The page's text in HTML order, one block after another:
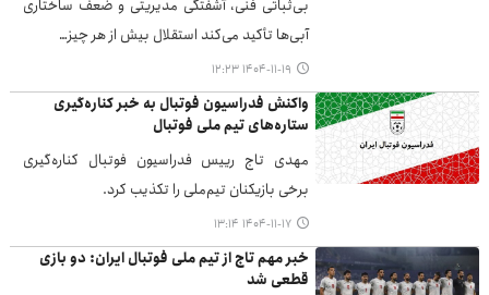
بی‌ثباتی فنی، آشفتگی مدیریتی و ضعف ساختاری
آبی‌ها تأکید می‌کند استقلال بیش از هر چیز…
۱۴۰۴-۱۱-۱۹ ۱۲:۲۳
واکنش فدراسیون فوتبال به خبر کناره‌گیری
ستاره‌های تیم ملی فوتبال
مهدی تاج رییس فدراسیون فوتبال کناره‌گیری
برخی بازیکنان تیم‌ملی را تکذیب کرد.
۱۴۰۴-۱۱-۱۷ ۱۳:۱۴
خبر مهم تاج از تیم ملی فوتبال ایران: دو بازی
قطعی شد